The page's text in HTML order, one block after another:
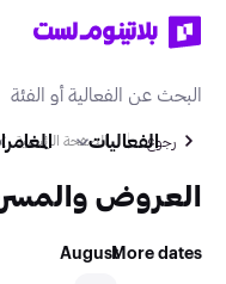
الفعالياترجوع الصفحة الرئيسية
العروض
More dates
August